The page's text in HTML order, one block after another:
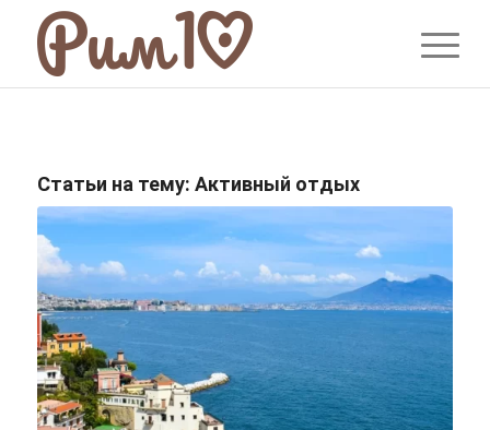
Статьи на тему: Активный отдых